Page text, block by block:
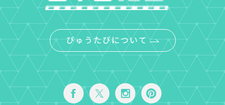
びゅうたびについて